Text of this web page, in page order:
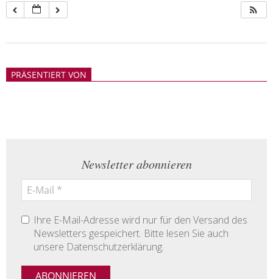
21PRÄSENTIERT VON
Newsletter abonnieren
Ihre E-Mail-Adresse wird nur für den Versand des
Newsletters gespeichert. Bitte lesen Sie auch
unsere Datenschutzerklärung.